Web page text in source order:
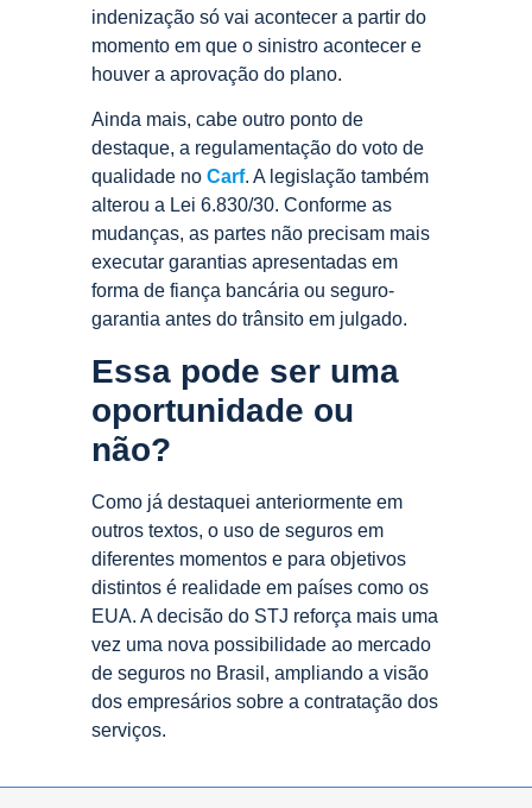
indenização só vai acontecer a partir do
momento em que o sinistro acontecer e
houver a aprovação do plano.
Ainda mais, cabe outro ponto de
destaque, a regulamentação do voto de
qualidade no Carf. A legislação também
alterou a Lei 6.830/30. Conforme as
mudanças, as partes não precisam mais
executar garantias apresentadas em
forma de fiança bancária ou seguro-
garantia antes do trânsito em julgado.
Essa pode ser uma
oportunidade ou
não?
Como já destaquei anteriormente em
outros textos, o uso de seguros em
diferentes momentos e para objetivos
distintos é realidade em países como os
EUA. A decisão do STJ reforça mais uma
vez uma nova possibilidade ao mercado
de seguros no Brasil, ampliando a visão
dos empresários sobre a contratação dos
serviços.